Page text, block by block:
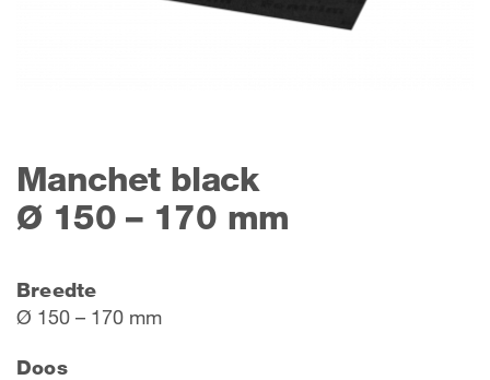
Manchet black
Ø 150 – 170 mm
Breedte
Ø 150 – 170 mm
Doos